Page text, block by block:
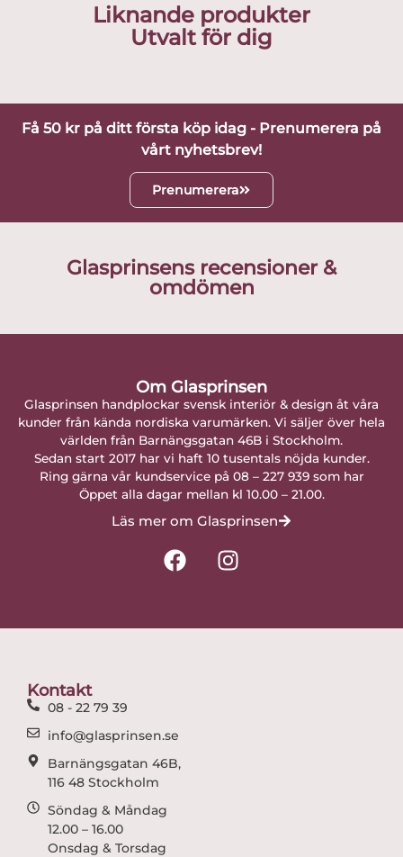
Liknande produkter
Utvalt för dig
Få 50 kr på ditt första köp idag - Prenumerera på
vårt nyhetsbrev!
Prenumerera
Glasprinsens recensioner &
omdömen
Om Glasprinsen
Glasprinsen handplockar svensk interiör & design åt våra
kunder från kända nordiska varumärken. Vi säljer över hela
världen från Barnängsgatan 46B i Stockholm.
Sedan start 2017 har vi haft 10 tusentals nöjda kunder.
Ring gärna vår kundservice på 08 – 227 939 som har
Öppet alla dagar mellan kl 10.00 – 21.00.
Läs mer om Glasprinsen
F
a
I
n
Kontakt
08 - 22 79 39
info@glasprinsen.se
Barnängsgatan 46B,
116 48 Stockholm
Söndag & Måndag
12.00 – 16.00
Onsdag & Torsdag